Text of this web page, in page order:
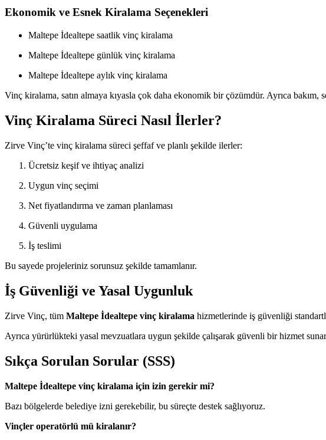
Ekonomik ve Esnek Kiralama Seçenekleri
Maltepe İdealtepe saatlik vinç kiralama
Maltepe İdealtepe günlük vinç kiralama
Maltepe İdealtepe aylık vinç kiralama
Vinç kiralama, satın almaya kıyasla çok daha ekonomik bir çözümdür. Ayrıca
Vinç Kiralama Süreci Nasıl İlerler?
Zirve Vinç’te vinç kiralama süreci şeffaf ve planlı şekilde ilerler:
Ücretsiz keşif ve ihtiyaç analizi
Uygun vinç seçimi
Net fiyatlandırma ve zaman planlaması
Güvenli uygulama
İş teslimi
Bu sayede projeleriniz sorunsuz şekilde tamamlanır.
İş Güvenliği ve Yasal Uygunluk
Zirve Vinç, tüm Maltepe İdealtepe vinç kiralama hizmetlerinde iş güvenliği
Ayrıca yürürlükteki yasal mevzuatlara uygun şekilde çalışarak güvenli bir hizmet
Sıkça Sorulan Sorular (SSS)
Maltepe İdealtepe vinç kiralama için izin gerekir mi?
Bazı bölgelerde belediye izni gerekebilir, bu süreçte destek sağlıyoruz.
Vinçler operatörlü mü kiralanır?